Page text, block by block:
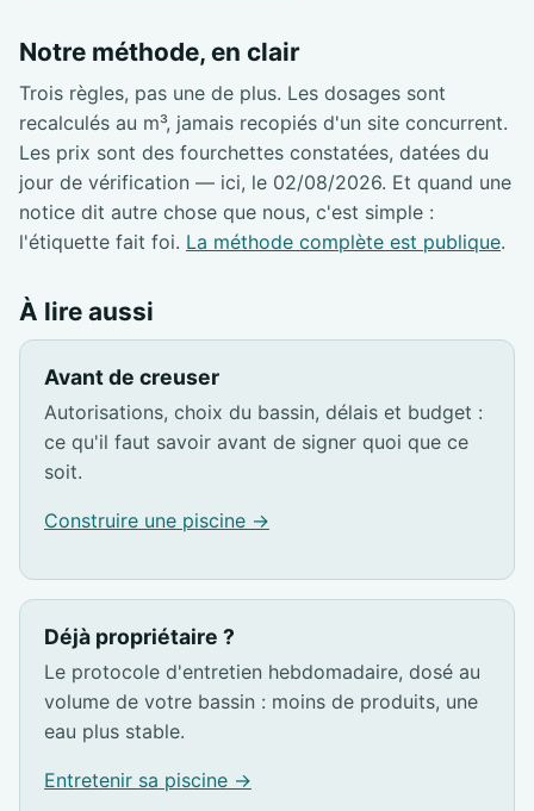
Notre méthode, en clair
Trois règles, pas une de plus. Les dosages sont
recalculés au m³, jamais recopiés d'un site concurrent.
Les prix sont des fourchettes constatées, datées du
jour de vérification — ici, le 02/08/2026. Et quand une
notice dit autre chose que nous, c'est simple :
l'étiquette fait foi. La méthode complète est publique.
À lire aussi
Avant de creuser
Autorisations, choix du bassin, délais et budget :
ce qu'il faut savoir avant de signer quoi que ce
soit.
Construire une piscine →
Déjà propriétaire ?
Le protocole d'entretien hebdomadaire, dosé au
volume de votre bassin : moins de produits, une
eau plus stable.
Entretenir sa piscine →